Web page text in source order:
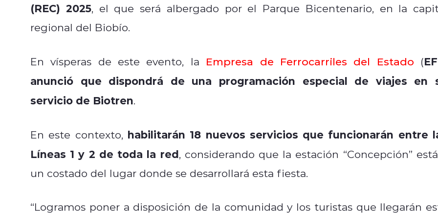
(REC) 2025, el que será albergado por el Parque Bicentenario, en la
regional del Biobío.
En vísperas de este evento, la Empresa de Ferrocarriles del Estado (
anunció que dispondrá de una programación especial de viajes en
servicio de Biotren.
En este contexto, habilitarán 18 nuevos servicios que funcionarán entre
Líneas 1 y 2 de toda la red, considerando que la estación “Concepción”
un costado del lugar donde se desarrollará esta fiesta.
“Logramos poner a disposición de la comunidad y los turistas que llegarán